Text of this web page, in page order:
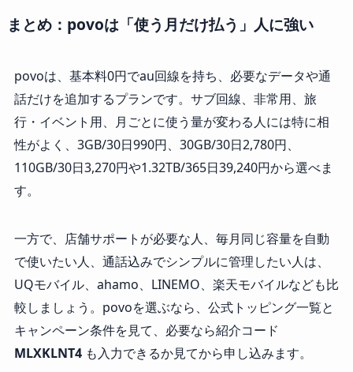
まとめ：povoは「使う月だけ払う」人に強い
povoは、基本料0円でau回線を持ち、必要なデータや通
話だけを追加するプランです。サブ回線、非常用、旅
行・イベント用、月ごとに使う量が変わる人には特に相
性がよく、3GB/30日990円、30GB/30日2,780円、
110GB/30日3,270円や1.32TB/365日39,240円から選べま
す。
一方で、店舗サポートが必要な人、毎月同じ容量を自動
で使いたい人、通話込みでシンプルに管理したい人は、
UQモバイル、ahamo、LINEMO、楽天モバイルなども比
較しましょう。povoを選ぶなら、公式トッピング一覧と
キャンペーン条件を見て、必要なら紹介コード
MLXKLNT4も入力できるか見てから申し込みます。